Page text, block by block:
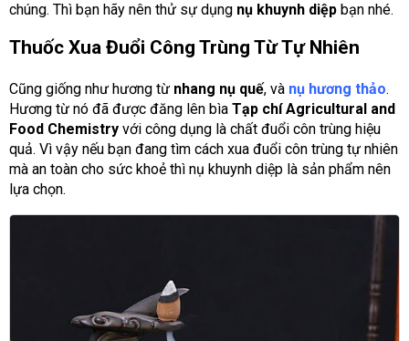
chúng. Thì bạn hãy nên thử sự dụng nụ khuynh diệp bạn nhé.
Thuốc Xua Đuổi Công Trùng Từ Tự Nhiên
Cũng giống như hương từ nhang nụ quế, và nụ hương thảo.
Hương từ nó đã được đăng lên bìa Tạp chí Agricultural and
Food Chemistry với công dụng là chất đuổi côn trùng hiệu
quả. Vì vậy nếu bạn đang tìm cách xua đuổi côn trùng tự nhiên
mà an toàn cho sức khoẻ thì nụ khuynh diệp là sản phẩm nên
lựa chọn.